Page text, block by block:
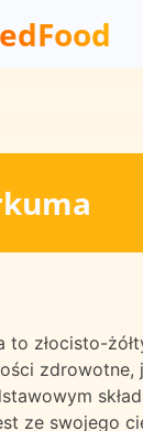
to złocisto-
ze swojego